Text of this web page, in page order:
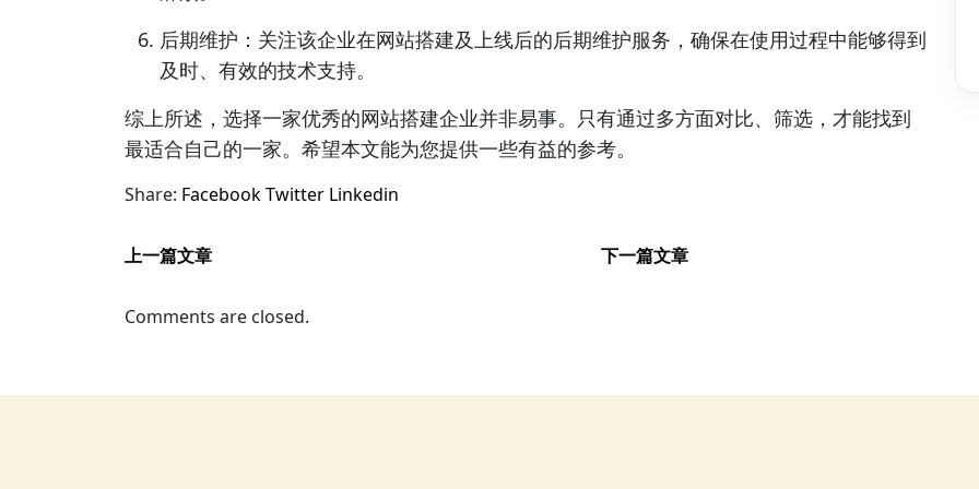
后期维护：关注该企业在网站搭建及上线后的后期维护服务，确保在使用过程中能够得到
及时、有效的技术支持。
综上所述，选择一家优秀的网站搭建企业并非易事。只有通过多方面对比、筛选，才能找到
最适合自己的一家。希望本文能为您提供一些有益的参考。
Share: FacebookTwitter Linkedin
上一篇文章 下一篇文章
Comments are closed.